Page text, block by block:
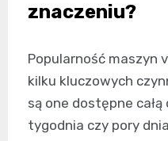
znaczeniu?
Popularność maszyn
kilku kluczowych
są one dostępne
tygodnia czy pory